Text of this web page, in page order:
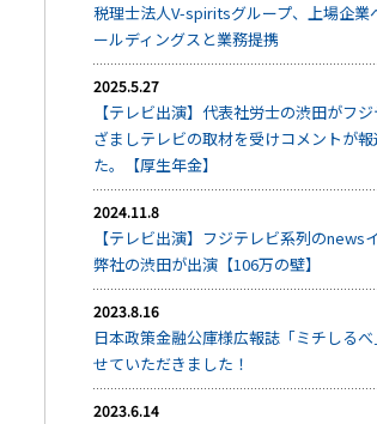
税理士法人V-spiritsグループ、上場企業
ールディングスと業務提携
2025.5.27
【テレビ出演】代表社労士の渋田がフ
ざましテレビの取材を受けコメントが
た。【厚生年金】
2024.11.8
【テレビ出演】フジテレビ系列のnews
弊社の渋田が出演【106万の壁】
2023.8.16
日本政策金融公庫様広報誌「ミチしる
せていただきました！
2023.6.14